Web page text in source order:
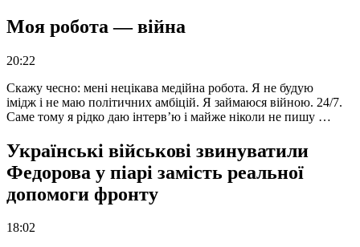
Моя робота — війна
20:22
Скажу чесно: мені нецікава медійна робота. Я не будую
імідж і не маю політичних амбіцій. Я займаюся війною. 24/7.
Саме тому я рідко даю інтерв’ю і майже ніколи не пишу …
Українські військові звинуватили
Федорова у піарі замість реальної
допомоги фронту
18:02